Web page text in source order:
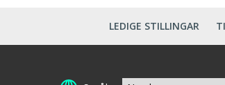
LEDIGE STILLINGAR